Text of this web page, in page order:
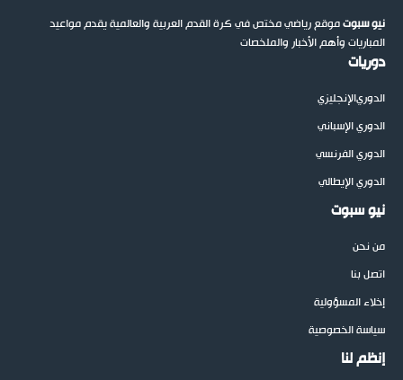
نيو سبوتموقع رياضي مختص في كرة القدم العربية والعالمية يقدم مواعيد
المباريات وأهم الأخبار والملخصات
دوريات
الدوريالإنجليزي
الدوري الإسباني
الدوري الفرنسي
الدوري الإيطالي
نيو سبوت
من نحن
اتصل بنا
إخلاء المسؤولية
سياسة الخصوصية
إنظم لنا